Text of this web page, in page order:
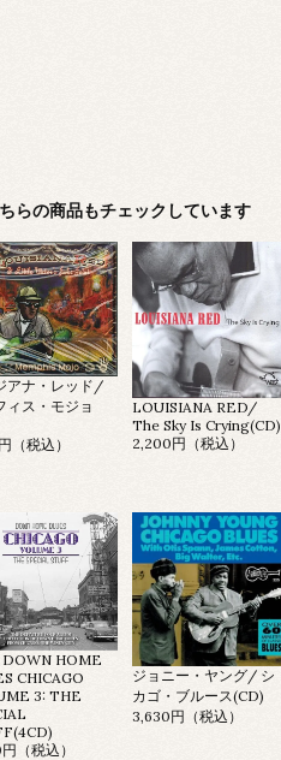
らの商品もチェックしています
アナ・レッド/
ィス・モジョ
（税込）
LOUISIANA RED/
The Sky Is Crying(CD)
2,200円（税込）
HOME
CHICAGO
3: THE
（税込）
ジョニー・ヤング/ シ
カゴ・ブルース(CD)
3,630円（税込）